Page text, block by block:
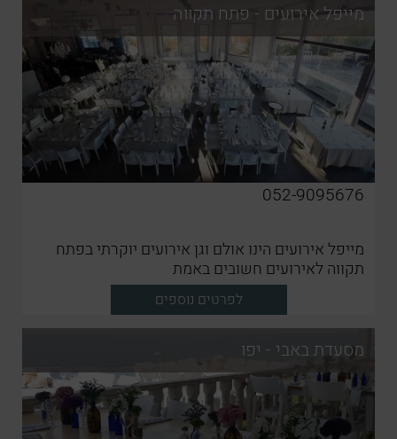
מייפל אירועים - פתח תקווה
052-9095676
מייפל אירועים הינו אולם וגן אירועים יוקרתי בפתח
תקווה לאירועים חשובים באמת
לפרטים נוספים
מסעדת באבי - יפו